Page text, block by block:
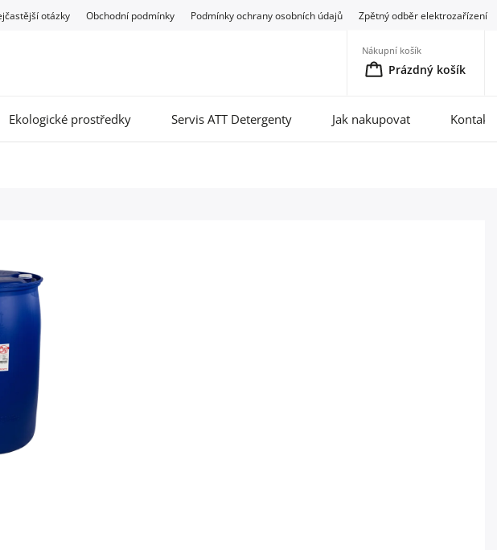
otázky Obchodní podmínky Podmínky ochrany osobních údajů Zpětný odběr elektrozařízení
Nákupní košík
Prázdný košík
Ekologické prostředky Servis ATT Detergenty Jak nakupovat